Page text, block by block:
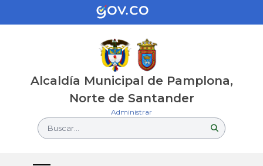
Alcaldía Municipal de Pamplona,
Norte de Santander
Administrar
Buscar...